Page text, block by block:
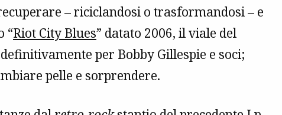
– riciclandosi o trasformandosi – e
“Riot City Blues” datato 2006, il viale del
per Bobby Gillespie e soci;
pelle e sorprendere.